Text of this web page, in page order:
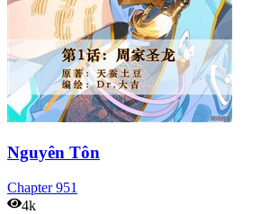
Nguyên Tôn
Chapter951
4k